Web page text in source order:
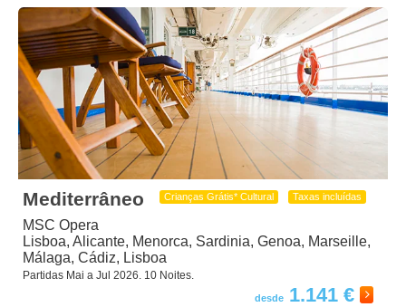
Mediterrâneo Crianças Grátis* Cultural Taxas incluídas
MSC Opera
Lisboa, Alicante, Menorca, Sardinia, Genoa, Marseille,
Málaga, Cádiz, Lisboa
Partidas Mai a Jul 2026. 10 Noites.
1.141 €